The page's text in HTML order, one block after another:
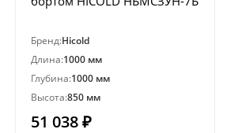
Бренд:Hicold
Длина:1000 мм
Глубина:1000 мм
Высота:850 мм
51 038 ₽